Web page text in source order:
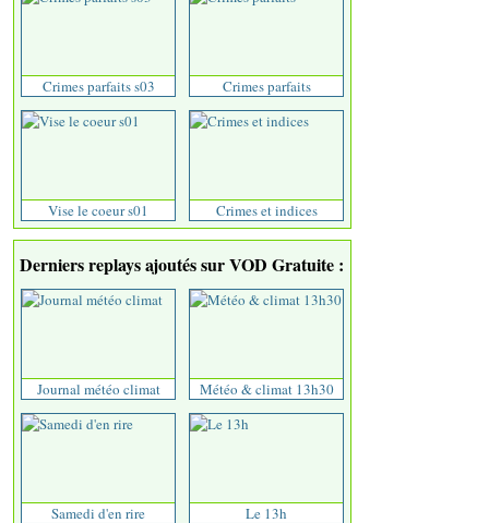
Crimes parfaits s03 Crimes parfaits
Vise le coeur s01 Crimes et indices
Derniers replays ajoutés sur VOD Gratuite :
Journal météo climat Météo & climat 13h30
Samedi d'en rire Le 13h